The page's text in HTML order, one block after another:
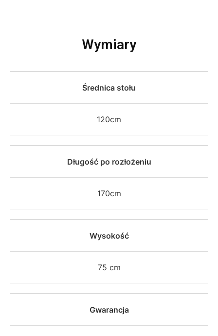
Wymiary
Średnica stołu
120cm
Długość po rozłożeniu
170cm
Wysokość
75 cm
Gwarancja